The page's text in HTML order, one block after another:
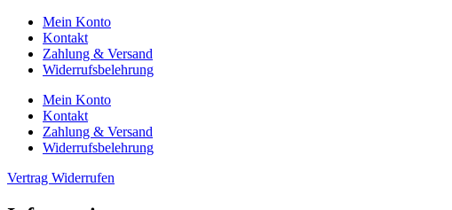
Mein Konto
Kontakt
Zahlung & Versand
Widerrufsbelehrung
Mein Konto
Kontakt
Zahlung & Versand
Widerrufsbelehrung
Vertrag Widerrufen